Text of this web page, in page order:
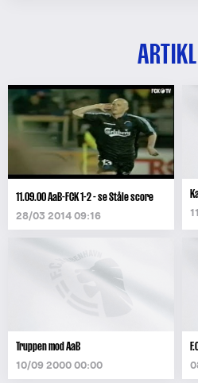
11.09.00 AaB-FCK 1-2 - se Ståle score
28/03 2014 09:16
Truppen mod AaB
10/09 2000 00:00